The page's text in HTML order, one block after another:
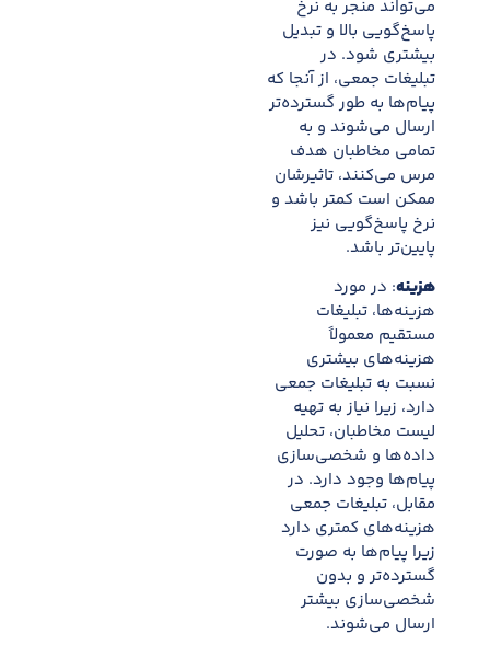
می‌تواند منجر به نرخ
پاسخ‌گویی بالا و تبدیل
بیشتری شود. در
تبلیغات جمعی، از آنجا که
پیام‌ها به طور گسترده‌تر
ارسال می‌شوند و به
تمامی مخاطبان هدف
مرس می‌کنند، تاثیرشان
ممکن است کمتر باشد و
نرخ پاسخ‌گویی نیز
پایین‌تر باشد.
هزینه: در مورد
هزینه‌ها، تبلیغات
مستقیم معمولاً
هزینه‌های بیشتری
نسبت به تبلیغات جمعی
دارد، زیرا نیاز به تهیه
لیست مخاطبان، تحلیل
داده‌ها و شخصی‌سازی
پیام‌ها وجود دارد. در
مقابل، تبلیغات جمعی
هزینه‌های کمتری دارد
زیرا پیام‌ها به صورت
گسترده‌تر و بدون
شخصی‌سازی بیشتر
ارسال می‌شوند.